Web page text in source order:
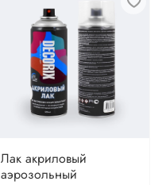
Лак акриловый
аэрозольный